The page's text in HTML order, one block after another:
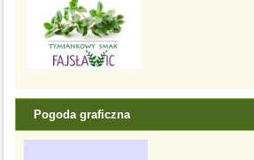
Pogoda graficzna